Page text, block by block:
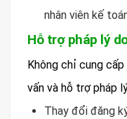
nhân viên kế
Hỗ trợ pháp lý
Không chỉ cung
vấn và hỗ trợ pháp
Thay đổi đăng